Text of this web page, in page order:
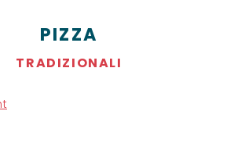
PIZZA
TRADIZIONALI